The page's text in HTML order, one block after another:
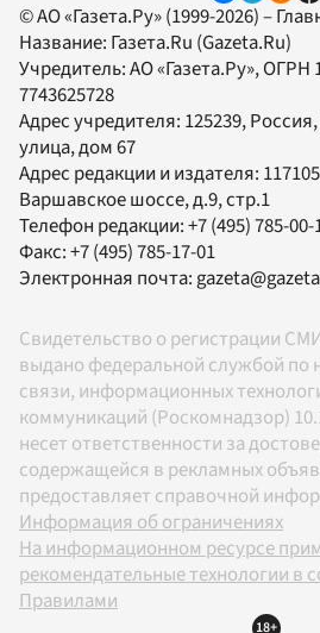
© АО «Газета.Ру» (1999-2026) –
Название: Газета.Ru (Gazeta.Ru)
Учредитель:АО «Газета.Ру», ОГРН
7743625728
Адрес учредителя: 125239,
улица, дом 67
Адрес редакции и издателя: 117105
Варшавское шоссе, д.9, стр.1
Телефон редакции:+7 (495) 785-00-
Факс:+7 (495) 785-17-01
Электронная почта:
Свидетельство о регистрации
выдано федеральной службой по
связи, информационных
коммуникаций (Роскомнадзор)
несет ответственности за
содержащейся в рекламных
предоставляет справочной
Информация об ограничениях
На информационном ресурсе
рекомендательные технологии в
Правилами
18+